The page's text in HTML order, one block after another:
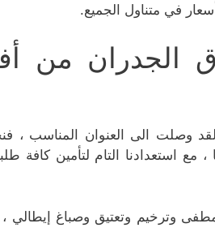
في متناول الجميع.
الجدران من
الى العنوان المناسب ،
مع استعدادنا التام لتأمين كافة
وترخيم وتعتيق وصباغ إيطالي ،